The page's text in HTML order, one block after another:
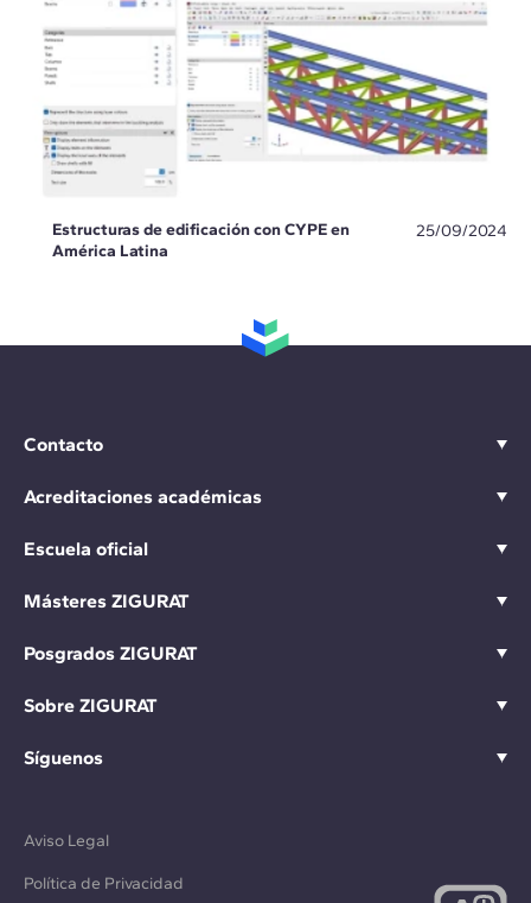
Estructuras de edificación con CYPE en
América Latina
25/09/2024
Contacto
Acreditaciones académicas
Escuela oficial
Másteres ZIGURAT
Posgrados ZIGURAT
Sobre ZIGURAT
Síguenos
Aviso Legal
Política de Privacidad